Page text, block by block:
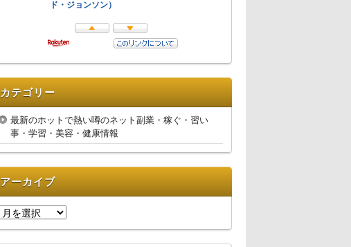
カテゴリー
最新のホットで熱い噂のネット副業・稼ぐ・習い
事・学習・美容・健康情報
アーカイブ
ア